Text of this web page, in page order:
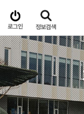
로그인 정보검색